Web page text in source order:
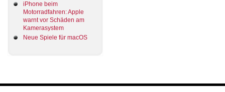
iPhone beim
Motorradfahren: Apple
warnt vor Schäden am
Kamerasystem
Neue Spiele für macOS